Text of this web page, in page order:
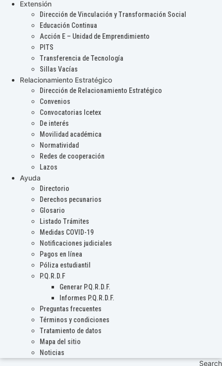
Extensión
Dirección de Vinculación y Transformación Social
Educación Continua
Acción E – Unidad de Emprendimiento
PITS
Transferencia de Tecnología
Sillas Vacías
Relacionamiento Estratégico
Dirección de Relacionamiento Estratégico
Convenios
Convocatorias Icetex
De interés
Movilidad académica
Normatividad
Redes de cooperación
Lazos
Ayuda
Directorio
Derechos pecunarios
Glosario
Listado Trámites
Medidas COVID-19
Notificaciones judiciales
Pagos en línea
Póliza estudiantil
P.Q.R.D.F
Generar P.Q.R.D.F.
Informes P.Q.R.D.F.
Preguntas frecuentes
Términos y condiciones
Tratamiento de datos
Mapa del sitio
Noticias
Search